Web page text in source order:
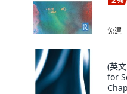
免運
(英
for